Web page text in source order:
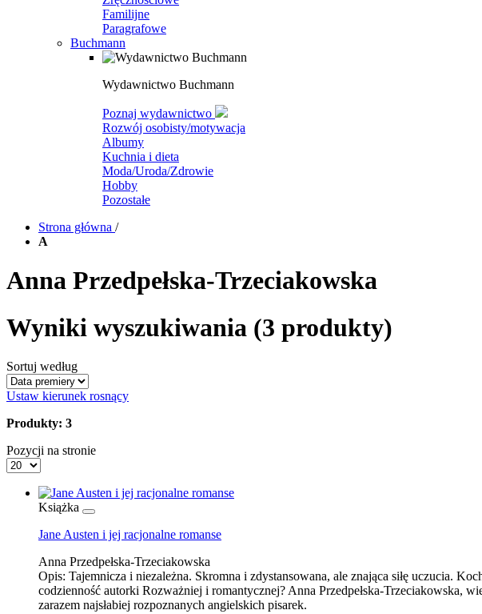
Familijne
Paragrafowe
Buchmann
Wydawnictwo Buchmann
Poznaj wydawnictwo
Rozwój osobisty/motywacja
Albumy
Kuchnia i dieta
Moda/Uroda/Zdrowie
Hobby
Pozostałe
Strona główna /
A
Anna Przedpełska-Trzeciakowska
Wyniki wyszukiwania (3 produkty)
Sortuj według
Ustaw kierunek rosnący
Produkty: 3
Pozycji na stronie
Książka
Jane Austen i jej racjonalne romanse
Anna Przedpełska-Trzeciakowska
Opis: Tajemnicza i niezależna. Skromna i zdystansowana, ale znająca siłę uczucia.
codzienność autorki Rozważniej i romantycznej? Anna Przedpełska-Trzeciakowska,
zarazem najsłabiej rozpoznanych angielskich pisarek.